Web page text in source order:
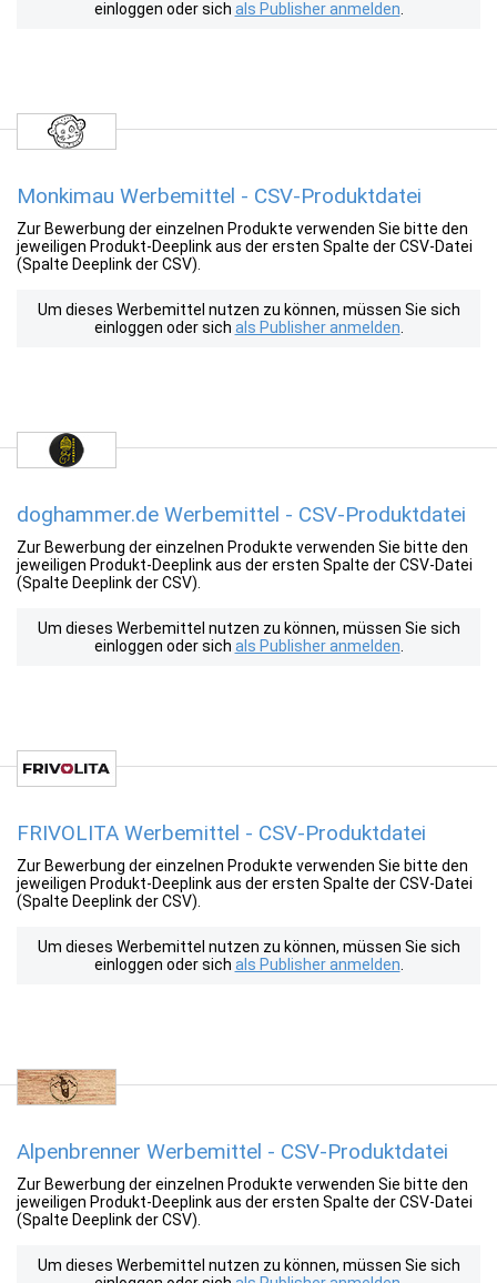
einloggen oder sich als Publisher anmelden
Monkimau Werbemittel - CSV-Produktdatei
Zur Bewerbung der einzelnen Produkte verwenden Sie bitte den
jeweiligen Produkt-Deeplink aus der ersten Spalte der CSV-Datei
(Spalte Deeplink der CSV).
Um dieses Werbemittel nutzen zu können, müssen Sie sich
einloggen oder sich als Publisher anmelden
doghammer.de Werbemittel - CSV-Produktdatei
Zur Bewerbung der einzelnen Produkte verwenden Sie bitte den
jeweiligen Produkt-Deeplink aus der ersten Spalte der CSV-Datei
(Spalte Deeplink der CSV).
Um dieses Werbemittel nutzen zu können, müssen Sie sich
einloggen oder sich als Publisher anmelden
FRIVOLITA Werbemittel - CSV-Produktdatei
Zur Bewerbung der einzelnen Produkte verwenden Sie bitte den
jeweiligen Produkt-Deeplink aus der ersten Spalte der CSV-Datei
(Spalte Deeplink der CSV).
Um dieses Werbemittel nutzen zu können, müssen Sie sich
einloggen oder sich als Publisher anmelden
Alpenbrenner Werbemittel - CSV-Produktdatei
Zur Bewerbung der einzelnen Produkte verwenden Sie bitte den
jeweiligen Produkt-Deeplink aus der ersten Spalte der CSV-Datei
(Spalte Deeplink der CSV).
Um dieses Werbemittel nutzen zu können, müssen Sie sich